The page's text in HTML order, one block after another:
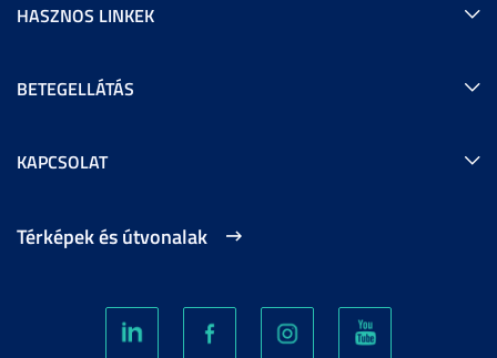
HASZNOS LINKEK
BETEGELLÁTÁS
KAPCSOLAT
Térképek és útvonalak